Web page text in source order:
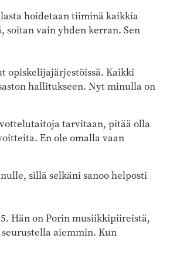
hoidetaan tiiminä kaikkia
soitan vain yhden kerran. Sen
opiskelijajärjestöissä. Kaikki
hallitukseen. Nyt minulla on
tarvitaan, pitää olla
En ole omalla vaan
sillä selkäni sanoo helposti
Hän on Porin musiikkipiireistä,
aiemmin. Kun